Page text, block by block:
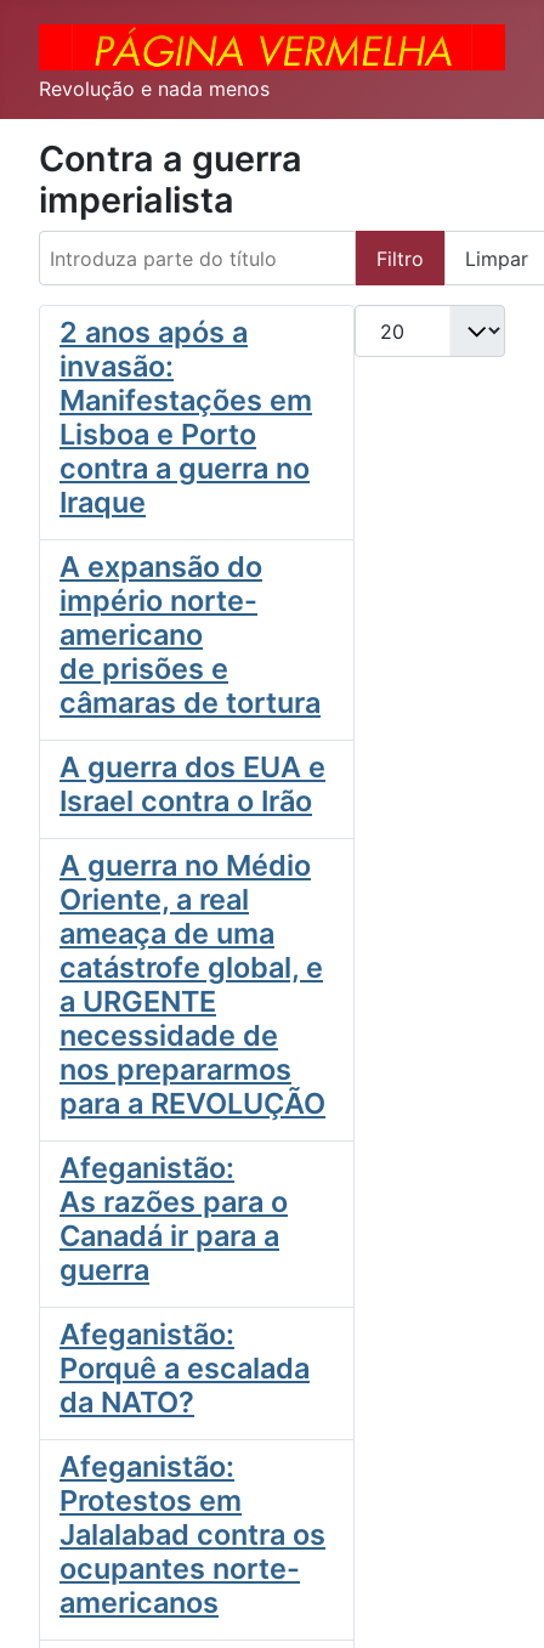
Revolução e nada menos
Contra a guerra
imperialista
Introduza parte do título
Filtro Limpar
Qtd. a exibir
2 anos após a
invasão:
Manifestações em
Lisboa e Porto
contra a guerra no
Iraque
A expansão do
império norte-
americano
de prisões e
câmaras de tortura
A guerra dos EUA e
Israel contra o Irão
A guerra no Médio
Oriente, a real
ameaça de uma
catástrofe global, e
a URGENTE
necessidade de
nos prepararmos
para a REVOLUÇÃO
Afeganistão:
As razões para o
Canadá ir para a
guerra
Afeganistão:
Porquê a escalada
da NATO?
Afeganistão:
Protestos em
Jalalabad contra os
ocupantes norte-
americanos